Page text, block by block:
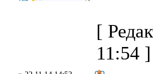
[
11:54 ]